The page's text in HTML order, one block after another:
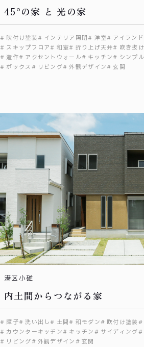
45°の家 と 光の家
吹付け塗装 インテリア照明 洋室 アイラン
スキップフロア
和室 折り上げ天井 吹き抜け
造作
アクセントウォール キッチン シンプ
ボックス
リビング 外観デザイン 玄関
港区小碓
内土間からつながる家
障子 洗い出し 土間 和モダン 吹付け塗装
カウンターキッチン
キッチン サイディング
リビング
外観デザイン 玄関